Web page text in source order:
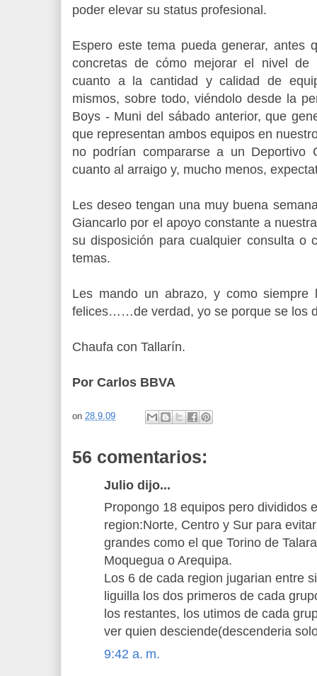
poder elevar su status profesional.
Espero este tema pueda generar, antes
concretas de cómo mejorar el nivel de
cuanto a la cantidad y calidad de
mismos, sobre todo, viéndolo desde la
Boys - Muni del sábado anterior, que
que representan ambos equipos en
no podrían compararse a un Deportivo
cuanto al arraigo y, mucho menos,
Les deseo tengan una muy buena
Giancarlo por el apoyo constante a
su disposición para cualquier consulta o
temas.
Les mando un abrazo, y como siempre
felices……de verdad, yo se porque se los
Chaufa con Tallarín.
Por Carlos BBVA
on 28.9.09
56 comentarios:
Julio dijo...
Propongo 18 equipos pero divididos
region:Norte, Centro y Sur para
grandes como el que Torino de
Moquegua o Arequipa.
Los 6 de cada region jugarian entre
liguilla los dos primeros de cada
los restantes, los utimos de cada
ver quien desciende(descenderia
9:42 a. m.